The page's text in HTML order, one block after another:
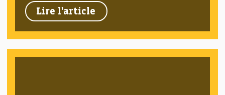
Lire l'article